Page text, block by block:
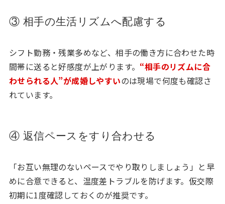
③ 相手の生活リズムへ配慮する
シフト勤務・残業多めなど、相手の働き方に合わせた時
間帯に送ると好感度が上がります。 “相手のリズムに合
わせられる人”が成婚しやすいのは現場で何度も確認さ
れています。
④ 返信ペースをすり合わせる
「お互い無理のないペースでやり取りしましょう」と早
めに合意できると、温度差トラブルを防げます。仮交際
初期に1度確認しておくのが推奨です。